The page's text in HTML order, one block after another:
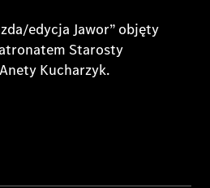
edycja Jawor” objęty
Starosty
Kucharzyk.